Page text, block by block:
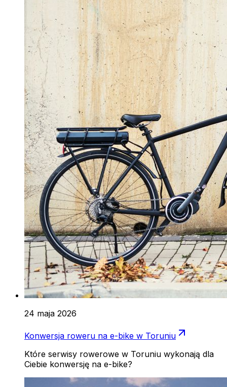
24 maja 2026
Konwersja roweru na e-bike w Toruniu
Które serwisy rowerowe w Toruniu wykonają dla
Ciebie konwersję na e-bike?